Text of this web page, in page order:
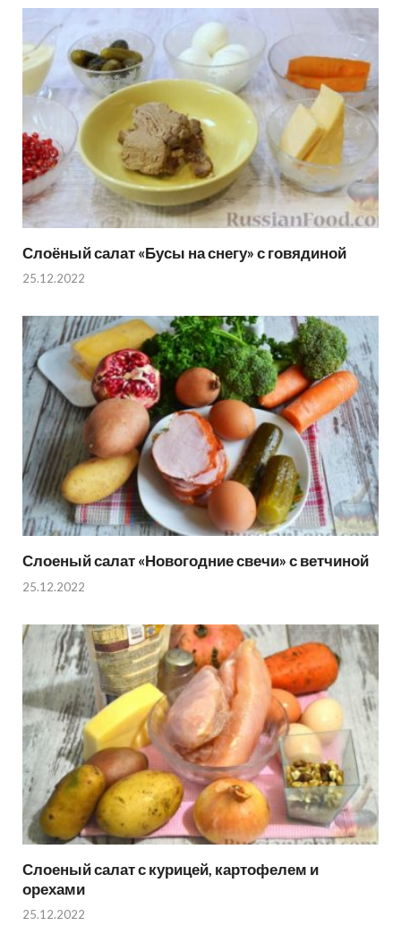
Слоёный салат «Бусы на снегу» с говядиной
25.12.2022
Слоеный салат «Новогодние свечи» с ветчиной
25.12.2022
Слоеный салат с курицей, картофелем и
орехами
25.12.2022